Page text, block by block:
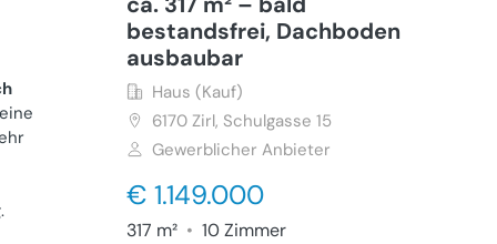
bestandsfrei, Dachboden
ausbaubar
Haus (Kauf)
6170 Zirl, Schulgasse 15
Gewerblicher Anbieter
€ 1.149.000
317 m² • 10 Zimmer
.